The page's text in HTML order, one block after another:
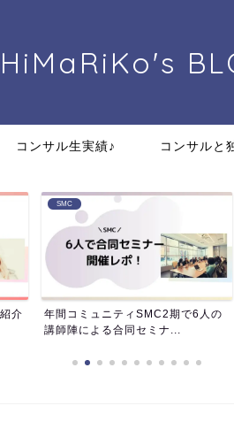
HiMaRiKo's
コンサル生実績♪ コンサルと
SMC
年間コミュニティSMC2期で6人の
講師陣による合同セミナ...